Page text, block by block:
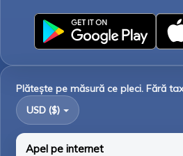
Plătește pe măsură ce pleci. Fără
USD ($)
Apel pe internet